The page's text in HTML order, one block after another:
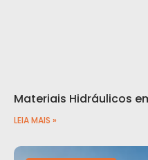
Materiais Hidráulicos
LEIA MAIS »